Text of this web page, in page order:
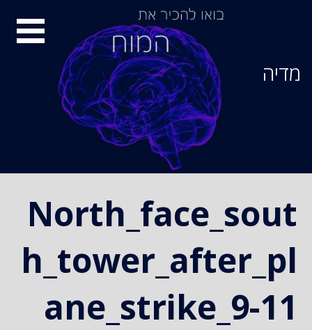
מדיה
North_face_sout
h_tower_after_pl
ane_strike_9-11